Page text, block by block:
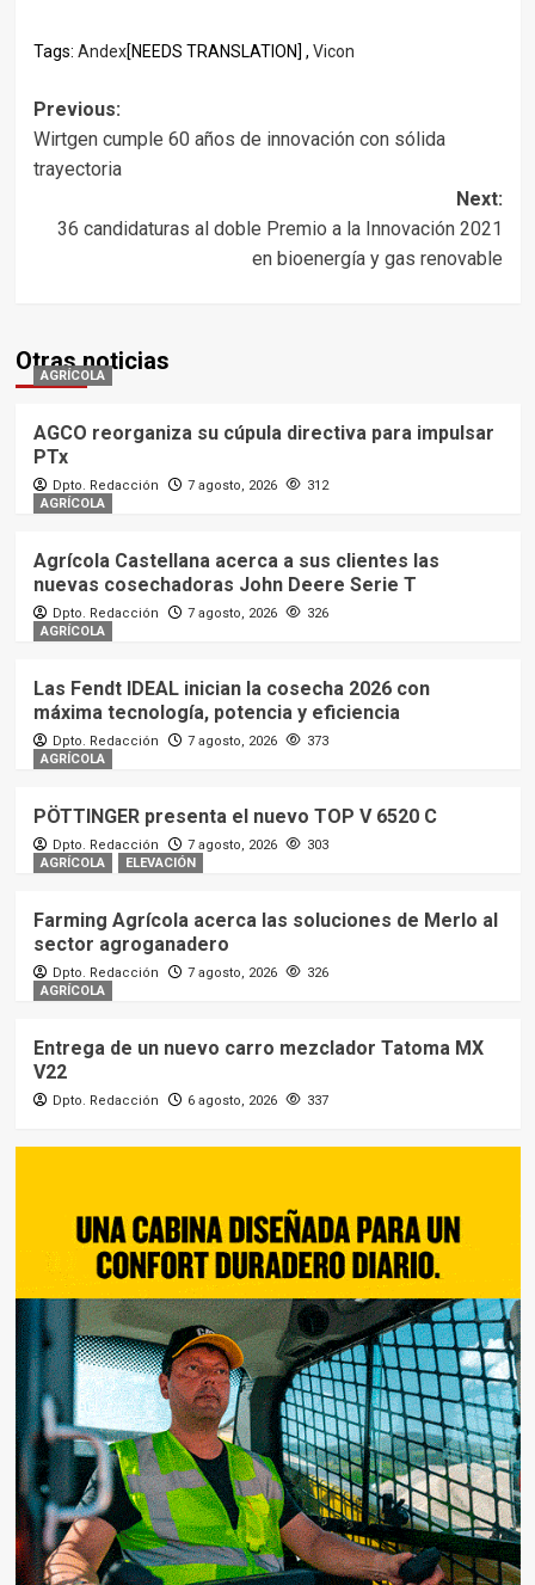
Tags: Andex[NEEDS TRANSLATION] , Vicon
Post
navigation
Previous:
Wirtgen cumple 60 años de innovación con sólida
trayectoria
Next:
36 candidaturas al doble Premio a la Innovación 2021
en bioenergía y gas renovable
Otras noticias
AGRÍCOLA
AGCO reorganiza su cúpula directiva para impulsar
PTx
Dpto. Redacción 7 agosto, 2026
312
AGRÍCOLA
Agrícola Castellana acerca a sus clientes las
nuevas cosechadoras John Deere Serie T
Dpto. Redacción 7 agosto, 2026
326
AGRÍCOLA
Las Fendt IDEAL inician la cosecha 2026 con
máxima tecnología, potencia y eficiencia
Dpto. Redacción 7 agosto, 2026
373
AGRÍCOLA
PÖTTINGER presenta el nuevo TOP V 6520 C
Dpto. Redacción 7 agosto, 2026
303
AGRÍCOLA
ELEVACIÓN
Farming Agrícola acerca las soluciones de Merlo al
sector agroganadero
Dpto. Redacción 7 agosto, 2026
326
AGRÍCOLA
Entrega de un nuevo carro mezclador Tatoma MX
V22
Dpto. Redacción 6 agosto, 2026 337